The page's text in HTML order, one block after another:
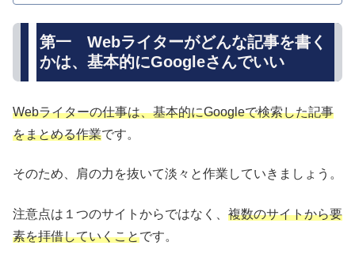
第一 Webライターがどんな記事を書く
かは、基本的にGoogleさんでいい
Webライターの仕事は、基本的にGoogleで検索した記事
をまとめる作業です。
そのため、肩の力を抜いて淡々と作業していきましょう。
注意点は１つのサイトからではなく、 複数のサイトから要
素を拝借していくことです。